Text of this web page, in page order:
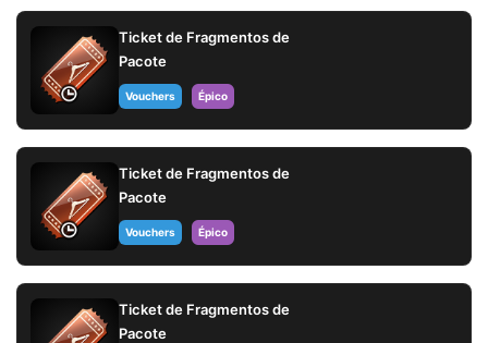
Ticket de Fragmentos de
Pacote
Vouchers Épico
Ticket de Fragmentos de
Pacote
Vouchers Épico
Ticket de Fragmentos de
Pacote